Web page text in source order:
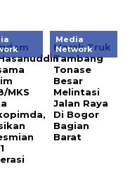
MKS
Media
Network
Marak Truk
Tambang
Tonase
Besar
Melintasi
Jalan Raya
Di Bogor
Bagian
Barat